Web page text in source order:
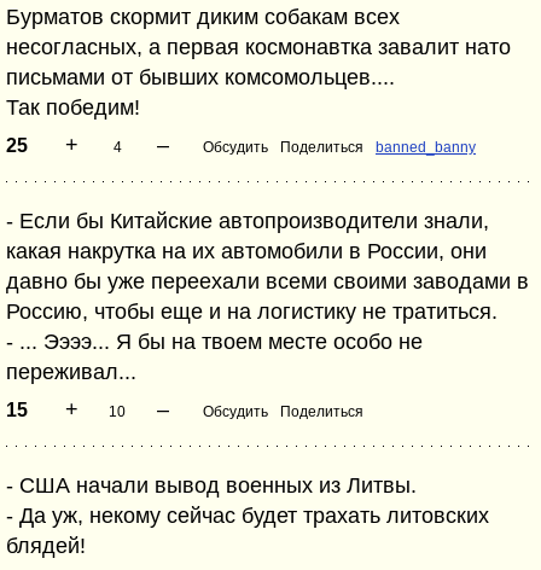
Бурматов скормит диким собакам всех
несогласных, а первая космонавтка завалит нато
письмами от бывших комсомольцев....
Так победим!
25 + 4 – Обсудить Поделиться banned_banny
- Если бы Китайские автопроизводители знали,
какая накрутка на их автомобили в России, они
давно бы уже переехали всеми своими заводами в
Россию, чтобы еще и на логистику не тратиться.
- ... Ээээ... Я бы на твоем месте особо не
переживал...
15 + 10 – Обсудить Поделиться
- США начали вывод военных из Литвы.
- Да уж, некому сейчас будет трахать литовских
блядей!